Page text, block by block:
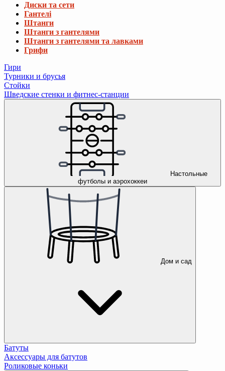
Диски та сети
Гантелі
Штанги
Штанги з гантелями
Штанги з гантелями та лавками
Грифи
Гири
Турники и брусья
Стойки
Шведские стенки и фитнес-станции
Настольные
футболы и аэрохоккеи
Дом и сад
Батуты
Аксессуары для батутов
Роликовые коньки